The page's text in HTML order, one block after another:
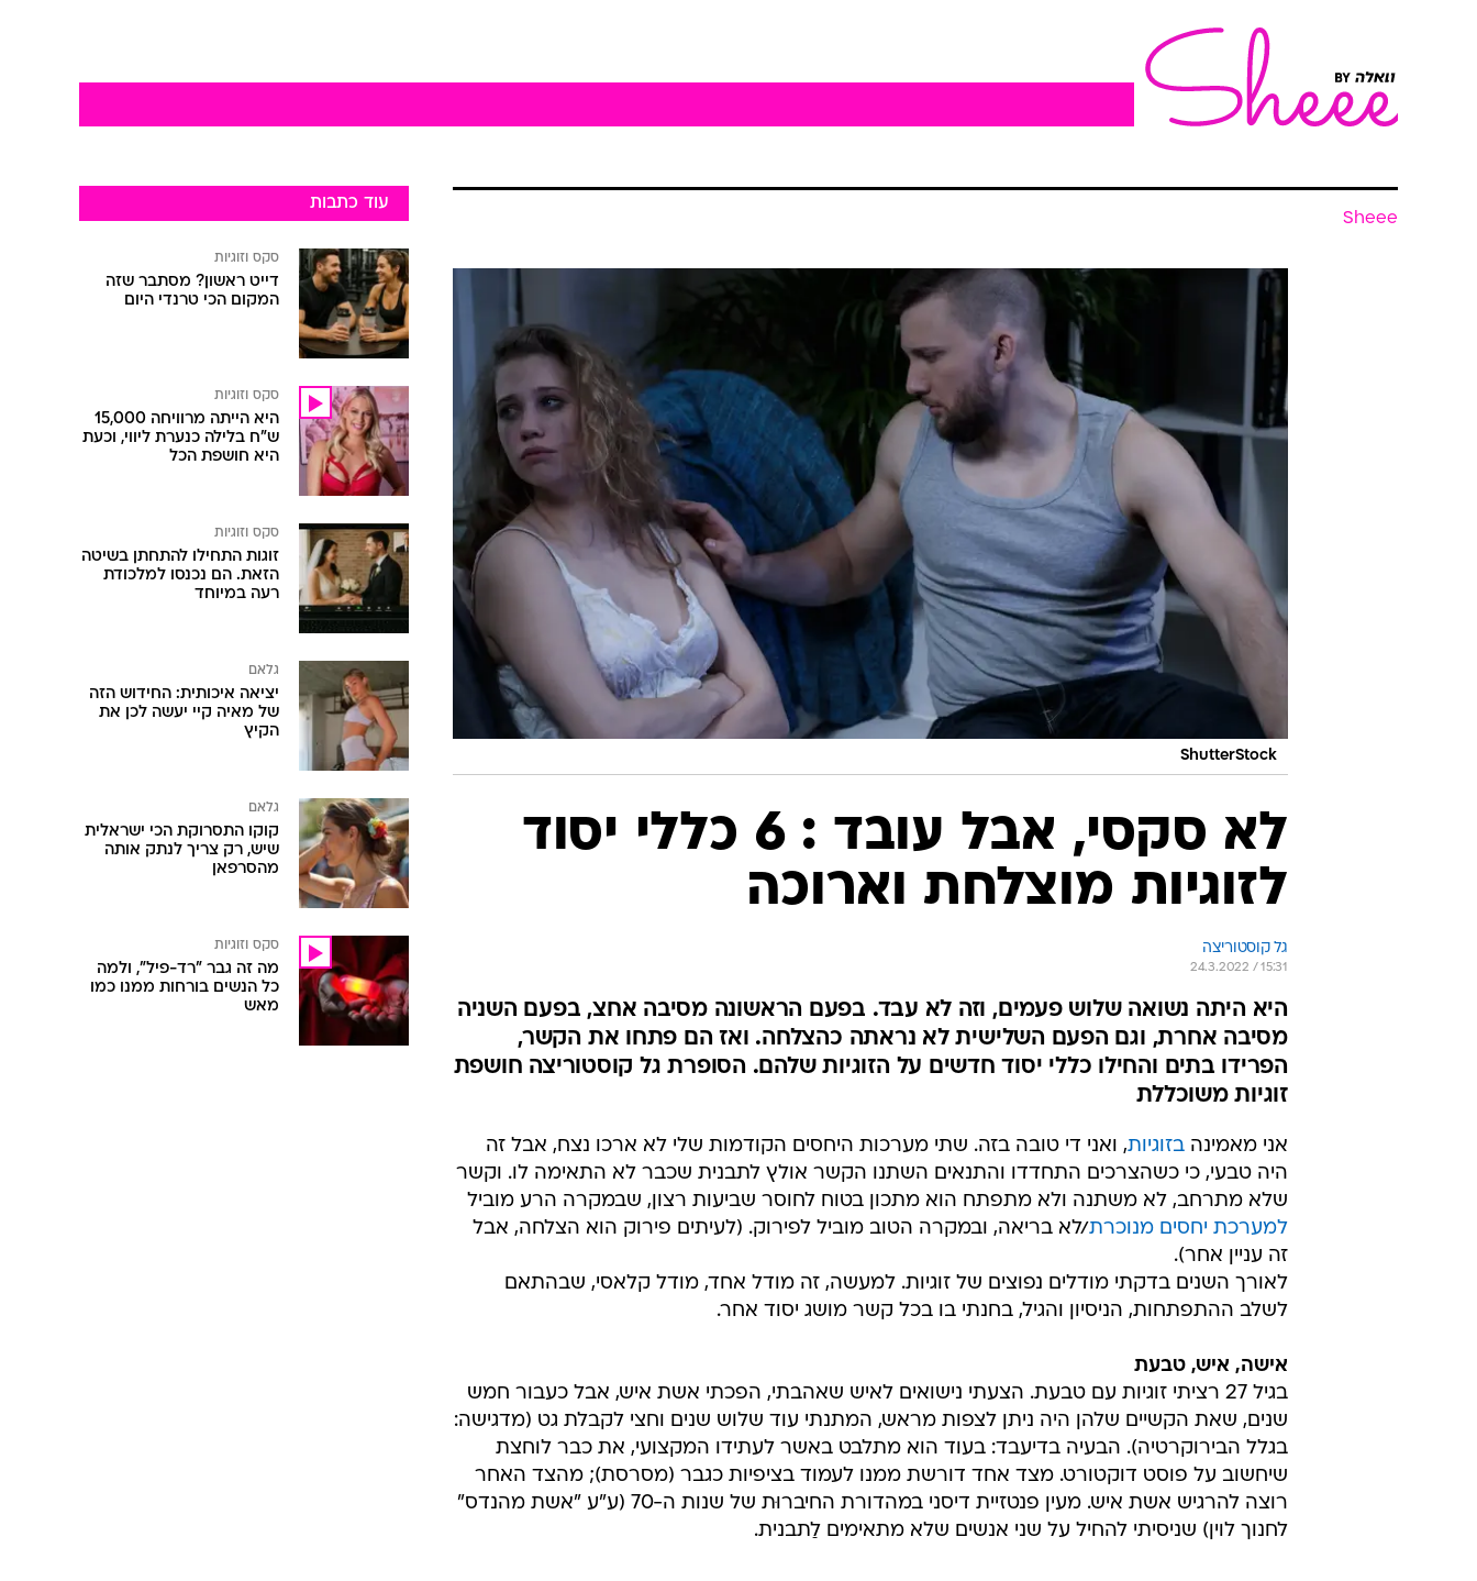
Sheee
ShutterStock
לא סקסי, אבל עובד : 6 כללי יסוד
לזוגיות מוצלחת וארוכה
גל קוסטוריצה
24.3.2022 / 15:31
היא היתה נשואה שלוש פעמים, וזה לא עבד. בפעם הראשונה מסיבה אחצ, בפעם השניה
מסיבה אחרת, וגם הפעם השלישית לא נראתה כהצלחה. ואז הם פתחו את הקשר,
הפרידו בתים והחילו כללי יסוד חדשים על הזוגיות שלהם. הסופרת גל קוסטוריצה חושפת
זוגיות משוכללת
אני מאמינה בזוגיות, ואני די טובה בזה. שתי מערכות היחסים הקודמות שלי לא ארכו נצח, אבל זה
היה טבעי, כי כשהצרכים התחדדו והתנאים השתנו הקשר אולץ לתבנית שכבר לא התאימה לו. וקשר
שלא מתרחב, לא משתנה ולא מתפתח הוא מתכון בטוח לחוסר שביעות רצון, שבמקרה הרע מוביל
למערכת יחסים מנוכרת/לא בריאה, ובמקרה הטוב מוביל לפירוק. (לעיתים פירוק הוא הצלחה, אבל
זה עניין אחר).
לאורך השנים בדקתי מודלים נפוצים של זוגיות. למעשה, זה מודל אחד, מודל קלאסי, שבהתאם
לשלב ההתפתחות, הניסיון והגיל, בחנתי בו בכל קשר מושג יסוד אחר.
אישה, איש, טבעת
בגיל 27 רציתי זוגיות עם טבעת. הצעתי נישואים לאיש שאהבתי, הפכתי אשת איש, אבל כעבור חמש
שנים, שאת הקשיים שלהן היה ניתן לצפות מראש, המתנתי עוד שלוש שנים וחצי לקבלת גט (מדגישה:
בגלל הבירוקרטיה). הבעיה בדיעבד: בעוד הוא מתלבט באשר לעתידו המקצועי, את כבר לוחצת
שיחשוב על פוסט דוקטורט. מצד אחד דורשת ממנו לעמוד בציפיות כגבר (מסרסת); מהצד האחר
רוצה להרגיש אשת איש. מעין פנטזיית דיסני במהדורת החיברוּת של שנות ה-70 (ע"ע "אשת מהנדס"
לחנוך לוין) שניסיתי להחיל על שני אנשים שלא מתאימים לַתבנית.
עוד כתבות
סקס וזוגיות
דייט ראשון? מסתבר שזה
המקום הכי טרנדי היום
סקס וזוגיות
היא הייתה מרוויחה 15,000
ש"ח בלילה כנערת ליווי, וכעת
היא חושפת הכל
סקס וזוגיות
זוגות התחילו להתחתן בשיטה
הזאת. הם נכנסו למלכודת
רעה במיוחד
גלאם
יציאה איכותית: החידוש הזה
של מאיה קיי יעשה לכן את
הקיץ
גלאם
קוקו התסרוקת הכי ישראלית
שיש, רק צריך לנתק אותה
מהסרפאן
סקס וזוגיות
מה זה גבר "רד-פיל", ולמה
כל הנשים בורחות ממנו כמו
מאש